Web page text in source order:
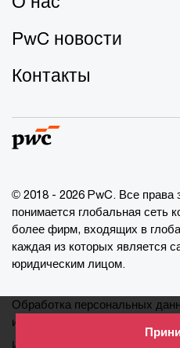
PwC новости
Контакты
© 2018 - 2026 PwC. Все
понимается глобальная сеть
более фирм, входящих в
каждая из которых является
юридическим лицом.
Обработка персональных
информация
Информация о cookie-файлах